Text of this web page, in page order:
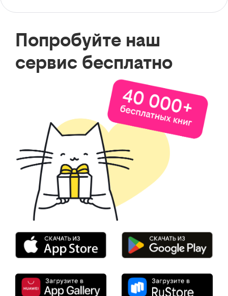
Попробуйте наш
сервис бесплатно